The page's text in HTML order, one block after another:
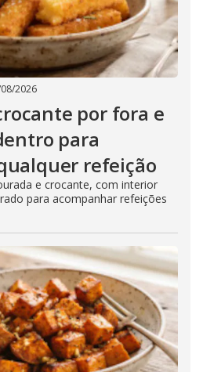
2026
por fora e
para
refeição
e crocante, com interior
para acompanhar refeições